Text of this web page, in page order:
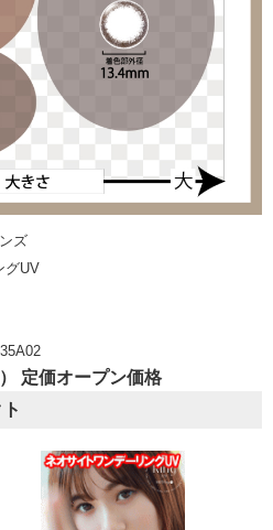
ズ
グUV
定価オープン価格